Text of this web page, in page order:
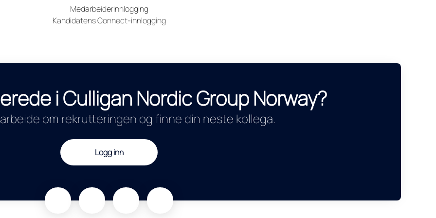
Medarbeiderinnlogging
Kandidatens Connect-innlogging
i Culligan Nordic Group Norway?
om rekrutteringen og finne din neste kollega.
Logg inn